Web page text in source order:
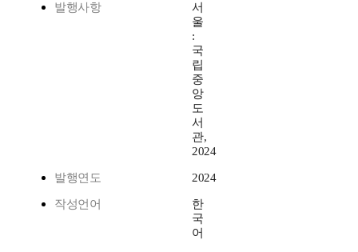
발행사항
서
울
:
국
립
중
앙
도
서
관,
2024
발행연도 2024
작성언어
한
국
어